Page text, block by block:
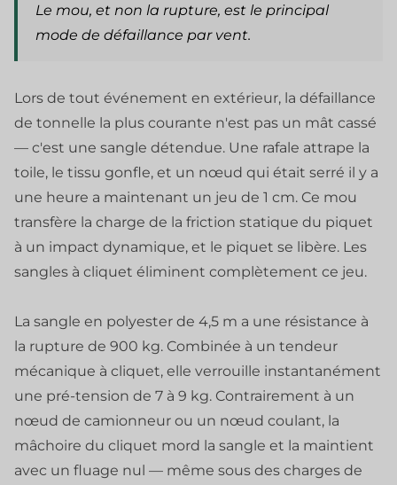
Le mou, et non la rupture, est le principal
mode de défaillance par vent.
Lors de tout événement en extérieur, la défaillance
de tonnelle la plus courante n'est pas un mât cassé
— c'est une sangle détendue. Une rafale attrape la
toile, le tissu gonfle, et un nœud qui était serré il y a
une heure a maintenant un jeu de 1 cm. Ce mou
transfère la charge de la friction statique du piquet
à un impact dynamique, et le piquet se libère. Les
sangles à cliquet éliminent complètement ce jeu.
La sangle en polyester de 4,5 m a une résistance à
la rupture de 900 kg. Combinée à un tendeur
mécanique à cliquet, elle verrouille instantanément
une pré-tension de 7 à 9 kg. Contrairement à un
nœud de camionneur ou un nœud coulant, la
mâchoire du cliquet mord la sangle et la maintient
avec un fluage nul — même sous des charges de